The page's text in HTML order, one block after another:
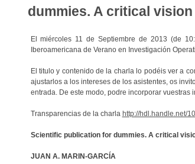
dummies. A critical
El miércoles 11 de Septiembre de 2013 (de
Iberoamericana de Verano en Investigación
El titulo y contenido de la charla lo podéis ver a
ajustarlos a los intereses de los asistentes, os
entrada. De este modo, podre incorporar
Transparencias de la charla http://hdl.handle.net/
Scientific publication for dummies. A critical
JUAN A. MARIN-GARCÍA